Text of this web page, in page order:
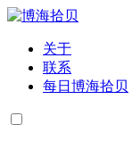
关于
联系
每日博海拾贝